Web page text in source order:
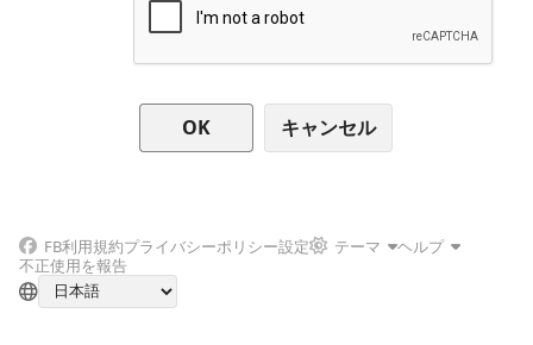
キャンセル
FB利用規約プライバシーポリシー設定 テーマ
ヘルプ
不正使用を報告